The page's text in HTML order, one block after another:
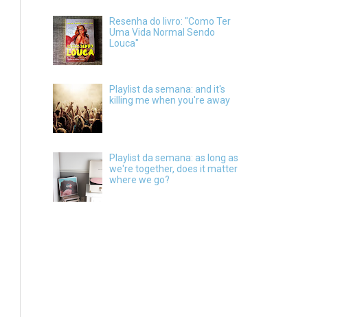
Resenha do livro: "Como Ter
Uma Vida Normal Sendo
Louca"
Playlist da semana: and it's
killing me when you're away
Playlist da semana: as long as
we're together, does it matter
where we go?